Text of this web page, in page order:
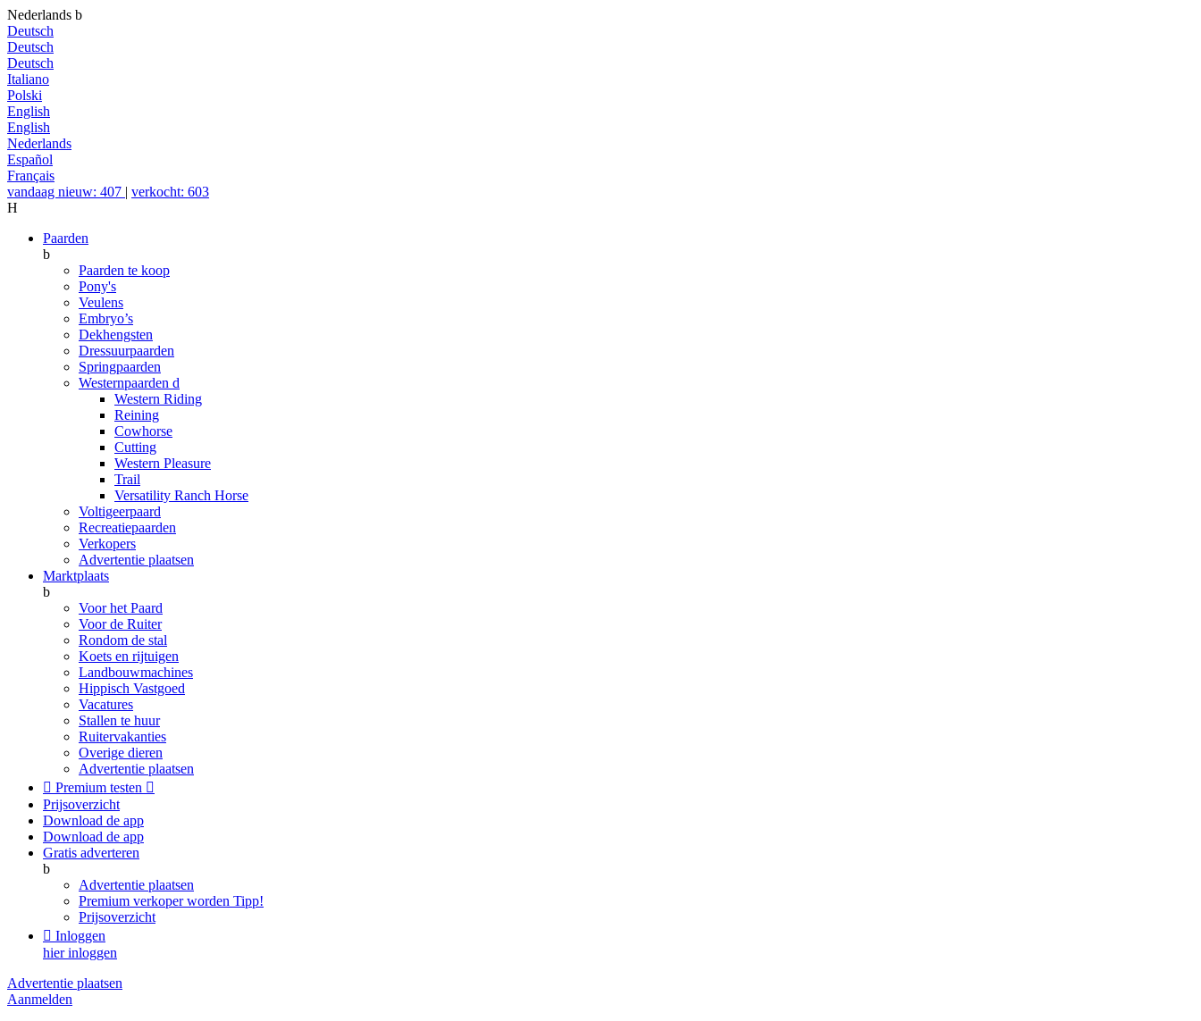
Nederlands b
Deutsch
Deutsch
Deutsch
Italiano
Polski
English
English
Nederlands
Español
Français
vandaag nieuw: 407 | verkocht: 603
H
Paarden
b
Paarden te koop
Pony's
Veulens
Embryo’s
Dekhengsten
Dressuurpaarden
Springpaarden
Westernpaarden d
Western Riding
Reining
Cowhorse
Cutting
Western Pleasure
Trail
Versatility Ranch Horse
Voltigeerpaard
Recreatiepaarden
Verkopers
Advertentie plaatsen
Marktplaats
b
Voor het Paard
Voor de Ruiter
Rondom de stal
Koets en rijtuigen
Landbouwmachines
Hippisch Vastgoed
Vacatures
Stallen te huur
Ruitervakanties
Overige dieren
Advertentie plaatsen
 Premium testen 
Prijsoverzicht
Download de app
Download de app
Gratis adverteren
b
Advertentie plaatsen
Premium verkoper worden Tipp!
Prijsoverzicht
 Inloggen
hier inloggen
Advertentie plaatsen
Aanmelden